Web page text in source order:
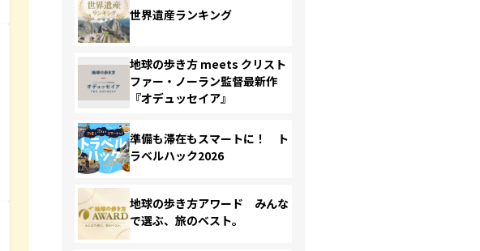
世界遺産ランキング
地球の歩き方 meets クリスト
ファー・ノーラン監督最新作
『オデュッセイア』
準備も滞在もスマートに！ ト
ラベルハック2026
地球の歩き方アワード みんな
で選ぶ、旅のベスト。